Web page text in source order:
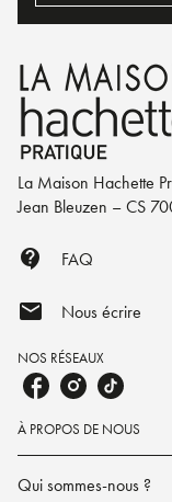
La Maison Hachette
Jean Bleuzen – CS
contact_support FAQ
mail Nous écrire
NOS RÉSEAUX
À PROPOS DE NOUS
Qui sommes-nous ?